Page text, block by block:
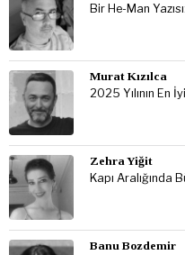
Bir He-Man
Murat Kızılca
2025 Yılının En
Zehra Yiğit
Kapı Aralığında
Banu Bozdemir